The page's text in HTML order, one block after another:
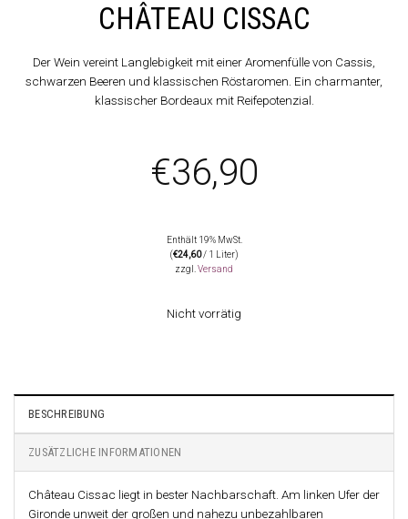
CHÂTEAU CISSAC
Der Wein vereint Langlebigkeit mit einer Aromenfülle von Cassis,
schwarzen Beeren und klassischen Röstaromen. Ein charmanter,
klassischer Bordeaux mit Reifepotenzial.
€36,90
Enthält 19% MwSt.
(€24,60/ 1 Liter)
zzgl.Versand
Nicht vorrätig
BESCHREIBUNG
ZUSÄTZLICHE INFORMATIONEN
Château Cissac liegt in bester Nachbarschaft. Am linken Ufer der
Gironde unweit der großen und nahezu unbezahlbaren